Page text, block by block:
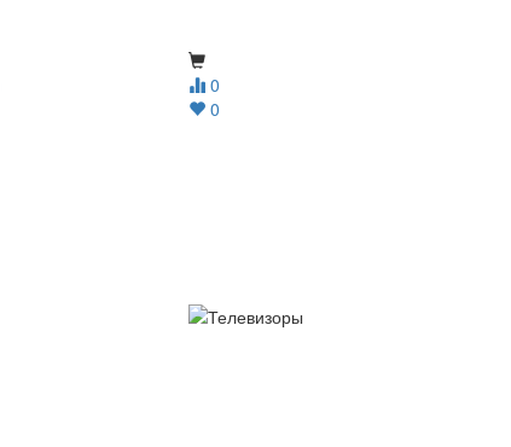
0
0